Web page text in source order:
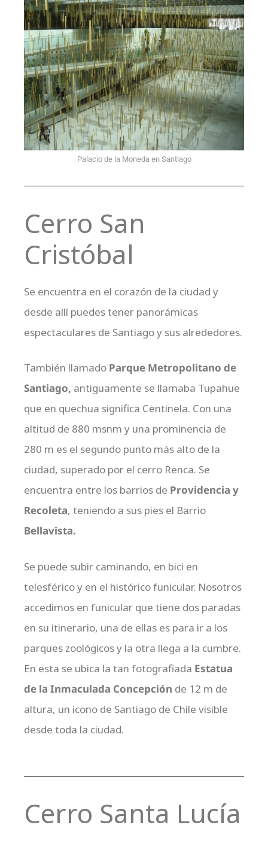
Palacio de la Moneda en Santiago
Cerro San
Cristóbal
Se encuentra en el corazón de la ciudad y
desde allí puedes tener panorámicas
espectaculares de Santiago y sus alrededores.
También llamado Parque Metropolitano de
Santiago, antiguamente se llamaba Tupahue
que en quechua significa Centinela. Con una
altitud de 880 msnm y una prominencia de
280 m es el segundo punto más alto de la
ciudad, superado por el cerro Renca. Se
encuentra entre los barrios de Providencia y
Recoleta, teniendo a sus pies el Barrio
Bellavista.
Se puede subir caminando, en bici en
telesférico y en el histórico funicular. Nosotros
accedimos en funicular que tiene dos paradas
en su itinerario, una de ellas es para ir a los
parques zoológicos y la otra llega a la cumbre.
En esta se ubica la tan fotografiada Estatua
de la Inmaculada Concepción de 12 m de
altura, un icono de Santiago de Chile visible
desde toda la ciudad.
Cerro Santa Lucía